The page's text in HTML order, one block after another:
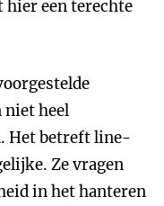
hier een terechte
heel
Het betreft line-
Ze vragen
in het hanteren